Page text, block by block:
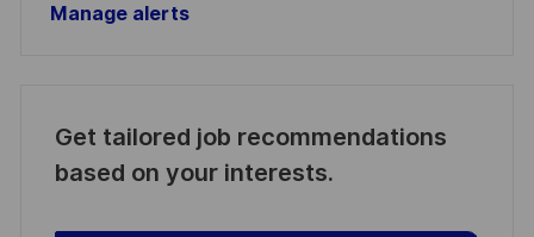
Manage alerts
Get tailored job recommendations
based on your interests.